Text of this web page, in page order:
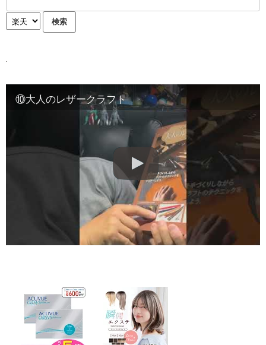
⑩大人のレザークラフト